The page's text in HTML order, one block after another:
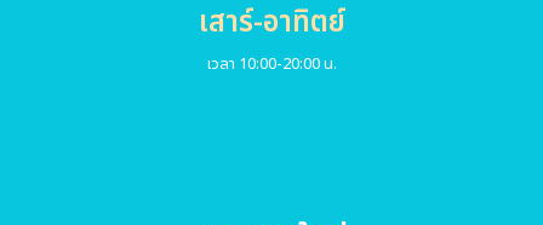
เสาร์-อาทิตย์
เวลา 10:00-20:00 น.